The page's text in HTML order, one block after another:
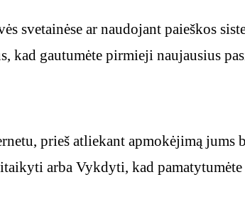
svetainėse ar naudojant paieškos
kad gautumėte pirmieji naujausius
prieš atliekant apmokėjimą jums
arba Vykdyti, kad